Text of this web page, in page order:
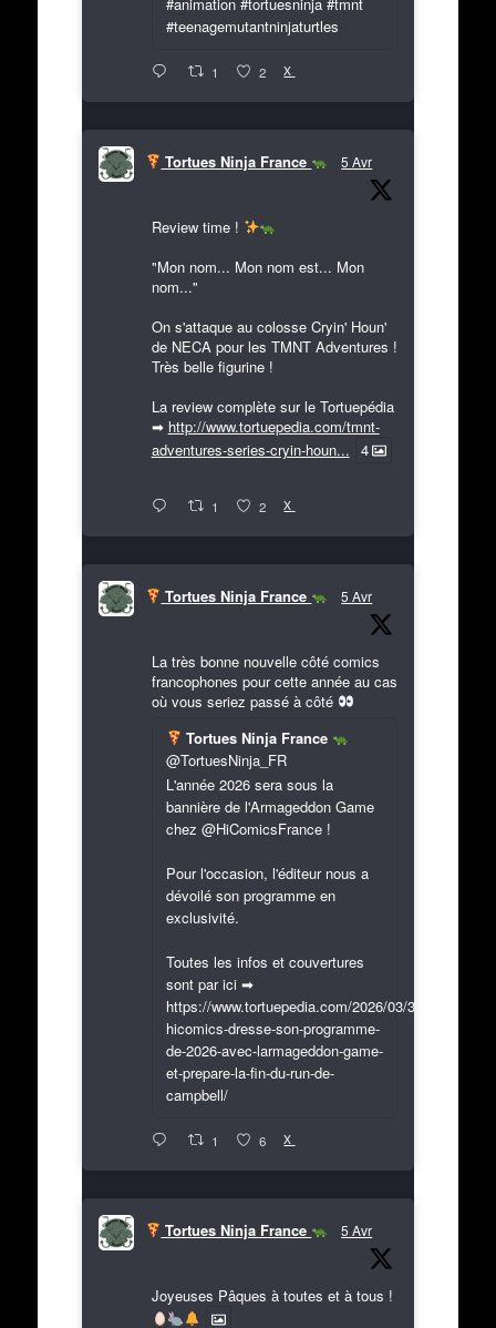
#teenagemutantninjaturtles
1 2 X
Tortues Ninja France 5 Avr
Review time !
"Mon nom... Mon nom est... Mon
nom..."
On s'attaque au colosse Cryin' Houn'
de NECA pour les TMNT Adventures !
Très belle figurine !
La review complète sur le Tortuepédia
➡ http://www.tortuepedia.com/tmnt-
adventures-series-cryin-houn... 4
1 2 X
Tortues Ninja France 5 Avr
La très bonne nouvelle côté comics
francophones pour cette année au cas
où vous seriez passé à côté
Tortues Ninja France
@TortuesNinja_FR
L'année 2026 sera sous la
bannière de l'Armageddon Game
chez @HiComicsFrance !
Pour l'occasion, l'éditeur nous a
dévoilé son programme en
exclusivité.
Toutes les infos et couvertures
sont par ici ➡
https://www.tortuepedia.com/2026/03/31/exclusif-
hicomics-dresse-son-programme-
de-2026-avec-larmageddon-game-
et-prepare-la-fin-du-run-de-
campbell/
1 6 X
Tortues Ninja France 5 Avr
Joyeuses Pâques à toutes et à tous !